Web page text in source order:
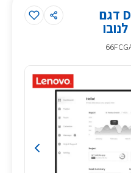
מסך מחשב "32 D32-40 דגם